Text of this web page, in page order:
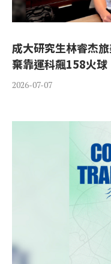
成大研究生林睿杰
棄靠運科飆158火球
2026-07-07